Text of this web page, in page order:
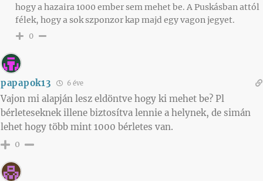
hogy a hazaira 1000 ember sem mehet be. A Puskásban attól
félek, hogy a sok szponzor kap majd egy vagon jegyet.
0
papapok13 6 éve
Vajon mi alapján lesz eldöntve hogy ki mehet be? Pl
bérleteseknek illene biztosítva lennie a helynek, de simán
lehet hogy több mint 1000 bérletes van.
0